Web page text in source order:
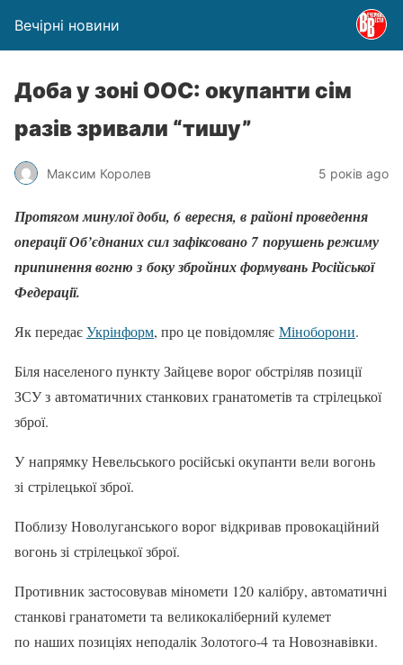
Вечірні новини
Доба у зоні ООС: окупанти сім
разів зривали “тишу”
Максим Королев 5 років ago
Протягом минулої доби, 6 вересня, в районі проведення
операції Об’єднаних сил зафіксовано 7 порушень режиму
припинення вогню з боку збройних формувань Російської
Федерації.
Як передаєУкрінформ, про це повідомляє Міноборони.
Біля населеного пункту Зайцеве ворог обстріляв позиції
ЗСУ з автоматичних станкових гранатометів та стрілецької
зброї.
У напрямку Невельського російські окупанти вели вогонь
зі стрілецької зброї.
Поблизу Новолуганського ворог відкривав провокаційний
вогонь зі стрілецької зброї.
Противник застосовував міномети 120 калібру, автоматичні
станкові гранатомети та великокаліберний кулемет
по наших позиціях неподалік Золотого-4 та Новознавівки.